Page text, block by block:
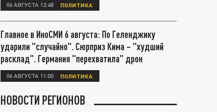
06 АВГУСТА 12:48 ПОЛИТИКА
Главное в ИноСМИ 6 августа: По Геленджику
ударили "случайно". Сюрприз Кима – "худший
расклад". Германия "перехватила" дрон
06 АВГУСТА 11:00 ПОЛИТИКА
НОВОСТИ РЕГИОНОВ